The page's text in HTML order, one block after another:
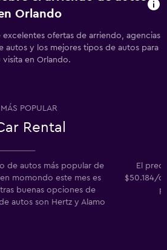
Orlando
ofertas de arriendo, agencias
autos y los mejores tipos de autos para
visita en Orlando.
POPULAR
Rental
de autos más popular de
momondo este mes es
buenas opciones de
autos son Hertz y Alamo
El
$50.184/